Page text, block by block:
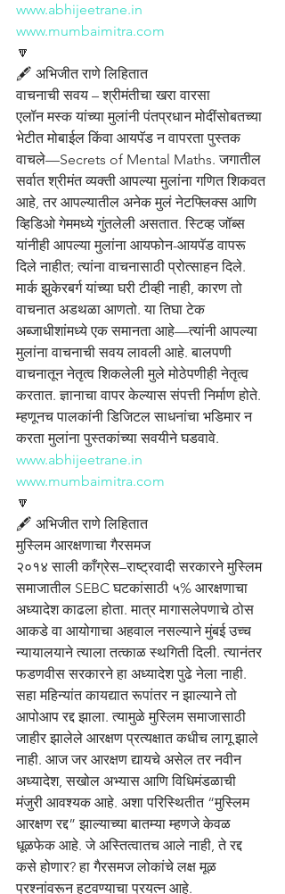
www.abhijeetrane.in
www.mumbaimitra.com
🔽
🖋️ अभिजीत राणे लिहितात
वाचनाची सवय – श्रीमंतीचा खरा वारसा
एलॉन मस्क यांच्या मुलांनी पंतप्रधान मोदींसोबतच्या
भेटीत मोबाईल किंवा आयपॅड न वापरता पुस्तक
वाचले—Secrets of Mental Maths. जगातील
सर्वात श्रीमंत व्यक्ती आपल्या मुलांना गणित शिकवत
आहे, तर आपल्यातील अनेक मुलं नेटफ्लिक्स आणि
व्हिडिओ गेममध्ये गुंतलेली असतात. स्टिव्ह जॉब्स
यांनीही आपल्या मुलांना आयफोन-आयपॅड वापरू
दिले नाहीत; त्यांना वाचनासाठी प्रोत्साहन दिले.
मार्क झुकेरबर्ग यांच्या घरी टीव्ही नाही, कारण तो
वाचनात अडथळा आणतो. या तिघा टेक
अब्जाधीशांमध्ये एक समानता आहे—त्यांनी आपल्या
मुलांना वाचनाची सवय लावली आहे. बालपणी
वाचनातून नेतृत्व शिकलेली मुले मोठेपणीही नेतृत्व
करतात. ज्ञानाचा वापर केल्यास संपत्ती निर्माण होते.
म्हणूनच पालकांनी डिजिटल साधनांचा भडिमार न
करता मुलांना पुस्तकांच्या सवयीने घडवावे.
www.abhijeetrane.in
www.mumbaimitra.com
🔽
🖋️ अभिजीत राणे लिहितात
मुस्लिम आरक्षणाचा गैरसमज
२०१४ साली काँग्रेस–राष्ट्रवादी सरकारने मुस्लिम
समाजातील SEBC घटकांसाठी ५% आरक्षणाचा
अध्यादेश काढला होता. मात्र मागासलेपणाचे ठोस
आकडे वा आयोगाचा अहवाल नसल्याने मुंबई उच्च
न्यायालयाने त्याला तत्काळ स्थगिती दिली. त्यानंतर
फडणवीस सरकारने हा अध्यादेश पुढे नेला नाही.
सहा महिन्यांत कायद्यात रूपांतर न झाल्याने तो
आपोआप रद्द झाला. त्यामुळे मुस्लिम समाजासाठी
जाहीर झालेले आरक्षण प्रत्यक्षात कधीच लागू झाले
नाही. आज जर आरक्षण द्यायचे असेल तर नवीन
अध्यादेश, सखोल अभ्यास आणि विधिमंडळाची
मंजुरी आवश्यक आहे. अशा परिस्थितीत “मुस्लिम
आरक्षण रद्द” झाल्याच्या बातम्या म्हणजे केवळ
धूळफेक आहे. जे अस्तित्वातच आले नाही, ते रद्द
कसे होणार? हा गैरसमज लोकांचे लक्ष मूळ
प्रश्नांवरून हटवण्याचा प्रयत्न आहे.